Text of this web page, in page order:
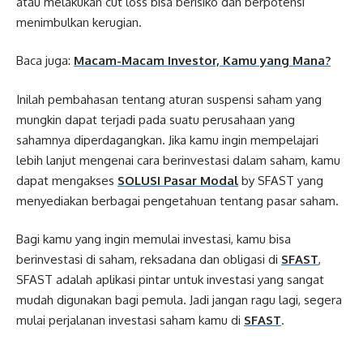
menimbulkan kerugian.
Baca juga: Macam-Macam Investor, Kamu yang Mana?
Inilah pembahasan tentang aturan suspensi saham yang
mungkin dapat terjadi pada suatu perusahaan yang
sahamnya diperdagangkan. Jika kamu ingin mempelajari
lebih lanjut mengenai cara berinvestasi dalam saham, kamu
dapat mengakses SOLUSI Pasar Modal by SFAST yang
menyediakan berbagai pengetahuan tentang pasar saham.
Bagi kamu yang ingin memulai investasi, kamu bisa
berinvestasi di saham, reksadana dan obligasi di SFAST,
SFAST adalah aplikasi pintar untuk investasi yang sangat
mudah digunakan bagi pemula. Jadi jangan ragu lagi, segera
mulai perjalanan investasi saham kamu di SFAST.